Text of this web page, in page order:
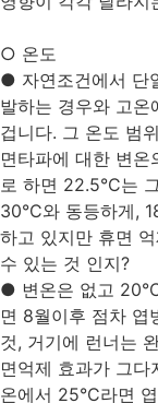
○ 온도
● 자연조건에서 단
발하는 경우와 고
겁니다. 그 온도 범
면타파에 대한 변
로 하면 22.5°C는
30°C와 동등하게,
하고 있지만 휴면
수 있는 것 인지?
● 변온은 없고
면 8월이후 점차 엽
것, 거기에 런너는
면억제 효과가 그
온에서 25°C라면